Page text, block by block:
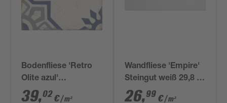
Bodenfliese 'Retro
Olite azul'
Feinsteinzeug
39,02€/ m²
Wandfliese 'Empire'
Steingut weiß 29,8 x
59,8 cm
26,99 €/ m²